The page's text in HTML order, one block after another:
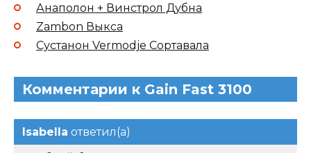
Анаполон + Винстрол Дубна
Zambon Выкса
Сустанон Vermodje Сортавала
Комментарии к Gain Fast 3100
Isabella ответил(а)